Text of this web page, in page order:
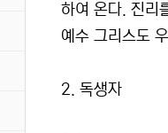
하여 온다. 진리
예수 그리스도
2. 독생자